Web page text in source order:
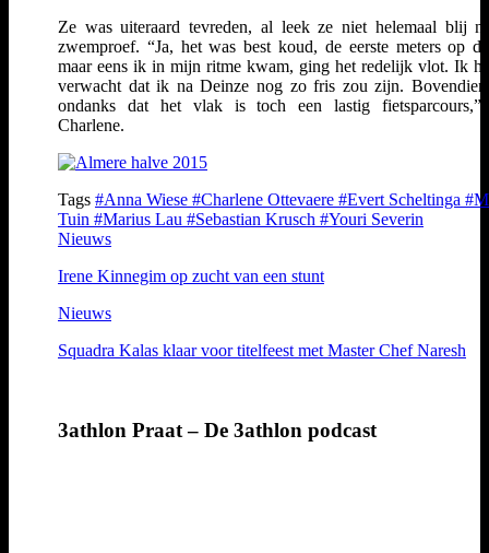
Ze was uiteraard tevreden, al leek ze niet helemaal blij
zwemproef. “Ja, het was best koud, de eerste meters op
maar eens ik in mijn ritme kwam, ging het redelijk vlot. Ik
verwacht dat ik na Deinze nog zo fris zou zijn.
ondanks dat het vlak is toch een lastig fietsparcours,”
Charlene.
Tags #Anna Wiese #Charlene Ottevaere #Evert Scheltinga
Tuin #Marius Lau #Sebastian Krusch #Youri Severin
Nieuws
Irene Kinnegim op zucht van een stunt
Nieuws
Squadra Kalas klaar voor titelfeest met Master Chef Naresh
3athlon Praat – De 3athlon podcast